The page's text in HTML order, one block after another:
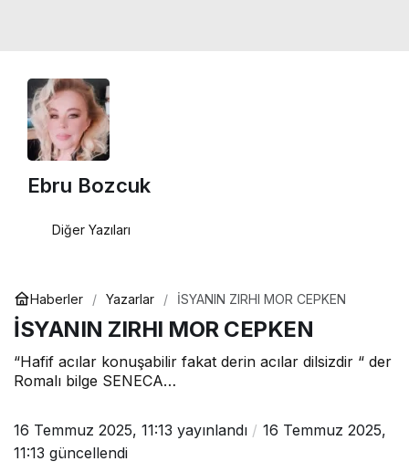
Ebru Bozcuk
Diğer Yazıları
Haberler Yazarlar İSYANIN ZIRHI MOR CEPKEN
İSYANIN ZIRHI MOR CEPKEN
“Hafif acılar konuşabilir fakat derin acılar dilsizdir “ der
Romalı bilge SENECA…
16 Temmuz 2025, 11:13 yayınlandı
16 Temmuz 2025,
11:13 güncellendi